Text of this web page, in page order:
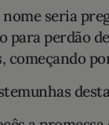
nome seria
perdão
começando